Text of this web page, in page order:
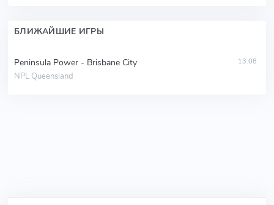
БЛИЖАЙШИЕ ИГРЫ
Peninsula Power - Brisbane City
NPL Queensland
13.08